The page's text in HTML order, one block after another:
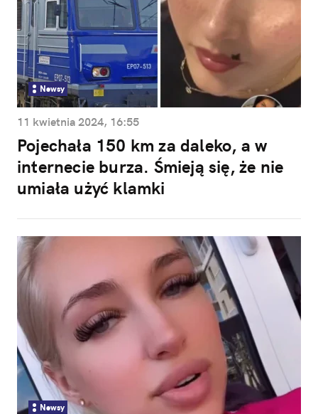
Newsy
11 kwietnia 2024, 16:55
Pojechała 150 km za daleko, a w
internecie burza. Śmieją się, że nie
umiała użyć klamki
Newsy